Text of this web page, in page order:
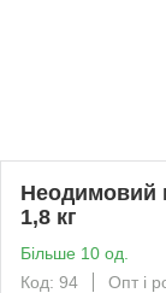
Неодимовий
1,8 кг
Більше 10 од.
Код: 94
Опт і